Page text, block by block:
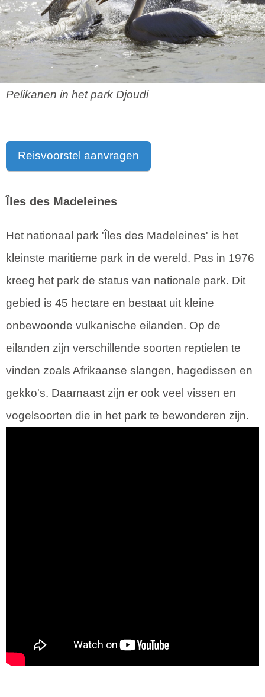
Pelikanen in het park Djoudi
Reisvoorstel aanvragen
Îles des Madeleines
Het nationaal park 'Îles des Madeleines' is het
kleinste maritieme park in de wereld. Pas in 1976
kreeg het park de status van nationale park. Dit
gebied is 45 hectare en bestaat uit kleine
onbewoonde vulkanische eilanden. Op de
eilanden zijn verschillende soorten reptielen te
vinden zoals Afrikaanse slangen, hagedissen en
gekko's. Daarnaast zijn er ook veel vissen en
vogelsoorten die in het park te bewonderen zijn.